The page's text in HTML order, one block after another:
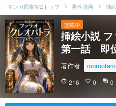
マンガ図書館Zトップ 男性漫画 挿
連載中
挿絵小説
第一話 即
著作者
face 216 favorite_border 0 question_answer 0